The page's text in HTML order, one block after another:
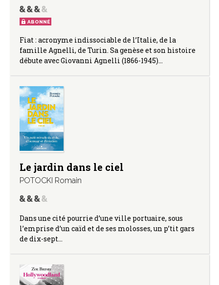
ABONNÉ
Fiat : acronyme indissociable de l’Italie, de la
famille Agnelli, de Turin. Sa genèse et son histoire
débute avec Giovanni Agnelli (1866-1945)…
Le jardin dans le ciel
POTOCKI Romain
Dans une cité pourrie d’une ville portuaire, sous
l’emprise d’un caïd et de ses molosses, un p’tit gars
de dix-sept…